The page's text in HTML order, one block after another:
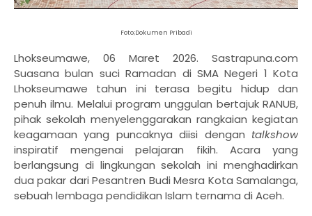
Foto;Dokumen Pribadi
Lhokseumawe, 06 Maret 2026. Sastrapuna.com
Suasana bulan suci Ramadan di SMA Negeri 1 Kota
Lhokseumawe tahun ini terasa begitu hidup dan
penuh ilmu. Melalui program unggulan bertajuk RANUB,
pihak sekolah menyelenggarakan rangkaian kegiatan
keagamaan yang puncaknya diisi dengan talkshow
inspiratif mengenai pelajaran fikih. Acara yang
berlangsung di lingkungan sekolah ini menghadirkan
dua pakar dari Pesantren Budi Mesra Kota Samalanga,
sebuah lembaga pendidikan Islam ternama di Aceh.